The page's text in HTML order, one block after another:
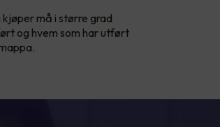
må i større grad
og hvem som har utført